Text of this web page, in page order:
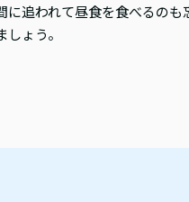
追われて昼食を食べるの
ょう。